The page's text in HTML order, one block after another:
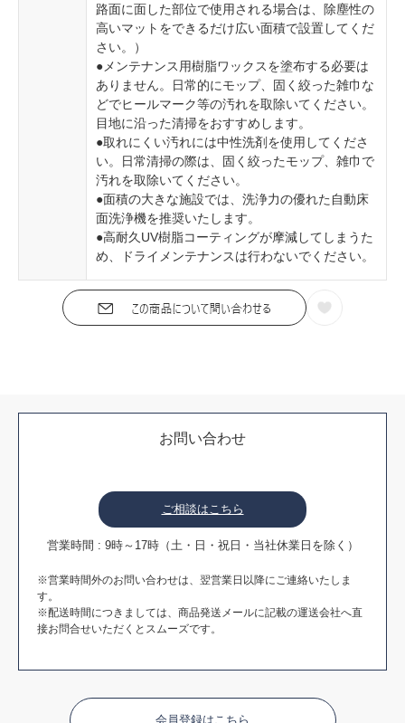
路面に面した部位で使用される場合は、除塵性の
高いマットをできるだけ広い面積で設置してくだ
さい。）
●メンテナンス用樹脂ワックスを塗布する必要は
ありません。日常的にモップ、固く絞った雑巾な
どでヒールマーク等の汚れを取除いてください。
目地に沿った清掃をおすすめします。
●取れにくい汚れには中性洗剤を使用してくださ
い。日常清掃の際は、固く絞ったモップ、雑巾で
汚れを取除いてください。
●面積の大きな施設では、洗浄力の優れた自動床
面洗浄機を推奨いたします。
●高耐久UV樹脂コーティングが摩減してしまうた
め、ドライメンテナンスは行わないでください。
お問い合わせ
ご相談はこちら
営業時間 : 9時～17時（土・日・祝日・当社休業日を除く）
※営業時間外のお問い合わせは、翌営業日以降にご連絡いたしま
す。
※配送時間につきましては、商品発送メールに記載の運送会社へ直
接お問合せいただくとスムーズです。
会員登録はこちら